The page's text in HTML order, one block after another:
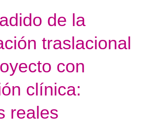
de la
traslacional
con
clínica:
reales